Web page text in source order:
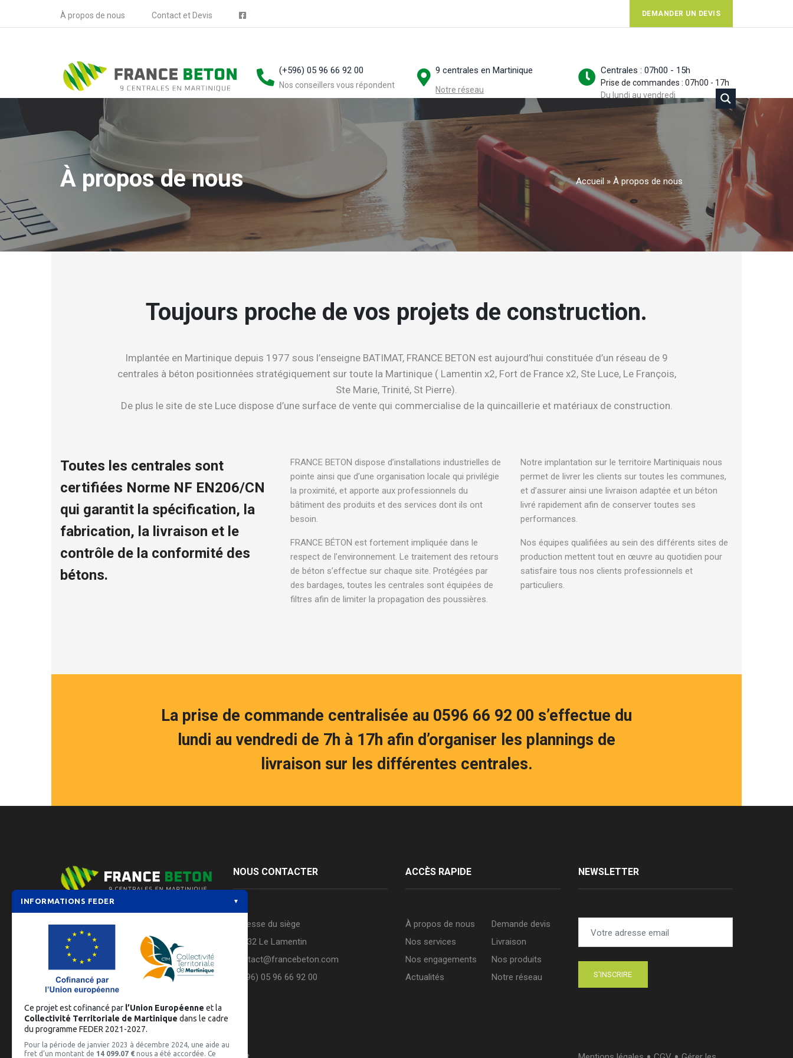
À propos de nous Contact et Devis DEMANDER UN DEVIS
(+596) 05 96 66 92 00
Nos conseillers vous répondent
9 centrales en Martinique
Notre réseau
Centrales : 07h00 - 15h
Prise de commandes : 07h00 - 17h
Du lundi au vendredi
À propos de nous Accueil » À propos de nous
Toujours proche de vos projets de construction.
Implantée en Martinique depuis 1977 sous l’enseigne BATIMAT, FRANCE BETON est aujourd’hui constituée d’un réseau de 9
centrales à béton positionnées stratégiquement sur toute la Martinique ( Lamentin x2, Fort de France x2, Ste Luce, Le François,
Ste Marie, Trinité, St Pierre).
De plus le site de ste Luce dispose d’une surface de vente qui commercialise de la quincaillerie et matériaux de construction.
Toutes les centrales sont
certifiées Norme NF EN206/CN
qui garantit la spécification, la
fabrication, la livraison et le
contrôle de la conformité des
bétons.
FRANCE BETON dispose d’installations industrielles de
pointe ainsi que d’une organisation locale qui privilégie
la proximité, et apporte aux professionnels du
bâtiment des produits et des services dont ils ont
besoin.
FRANCE BÉTON est fortement impliquée dans le
respect de l’environnement. Le traitement des retours
de béton s’effectue sur chaque site. Protégées par
des bardages, toutes les centrales sont équipées de
filtres afin de limiter la propagation des poussières.
Notre implantation sur le territoire Martiniquais nous
permet de livrer les clients sur toutes les communes,
et d’assurer ainsi une livraison adaptée et un béton
livré rapidement afin de conserver toutes ses
performances.
Nos équipes qualifiées au sein des différents sites de
production mettent tout en œuvre au quotidien pour
satisfaire tous nos clients professionnels et
particuliers.
La prise de commande centralisée au 0596 66 92 00 s’effectue du
lundi au vendredi de 7h à 17h afin d’organiser les plannings de
livraison sur les différentes centrales.
FRANCE BETON est aujourd’hui
constituée d’un réseau de 9 centrales à
béton positionnées stratégiquement
sur toute la Martinique
En savoir +
NOUS CONTACTER
Adresse du siège
97232 Le Lamentin
contact@francebeton.com
(+596) 05 96 66 92 00
ACCÈS RAPIDE
À propos de nous
Nos services
Nos engagements
Actualités
Demande devis
Livraison
Nos produits
Notre réseau
NEWSLETTER
INFORMATIONS FEDER ▼
Ce projet est cofinancé par l’Union Européenne et la
Collectivité Territoriale de Martinique dans le cadre
du programme FEDER 2021-2027.
Pour la période de janvier 2023 à décembre 2024, une aide au
fret d’un montant de 14 099.07 € nous a été accordée. Ce